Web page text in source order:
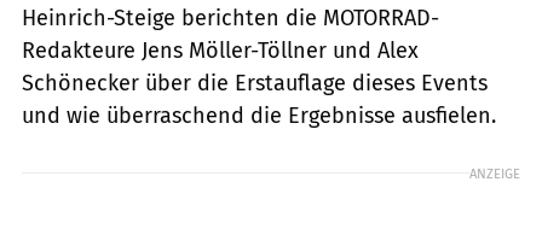
Heinrich-Steige berichten die MOTORRAD-
Redakteure Jens Möller-Töllner und Alex
Schönecker über die Erstauflage dieses Events
und wie überraschend die Ergebnisse ausfielen.
ANZEIGE